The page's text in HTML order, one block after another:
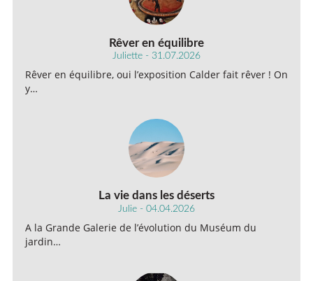
Rêver en équilibre
Juliette - 31.07.2026
Rêver en équilibre, oui l’exposition Calder fait rêver ! On
y…
La vie dans les déserts
Julie - 04.04.2026
A la Grande Galerie de l’évolution du Muséum du
jardin…